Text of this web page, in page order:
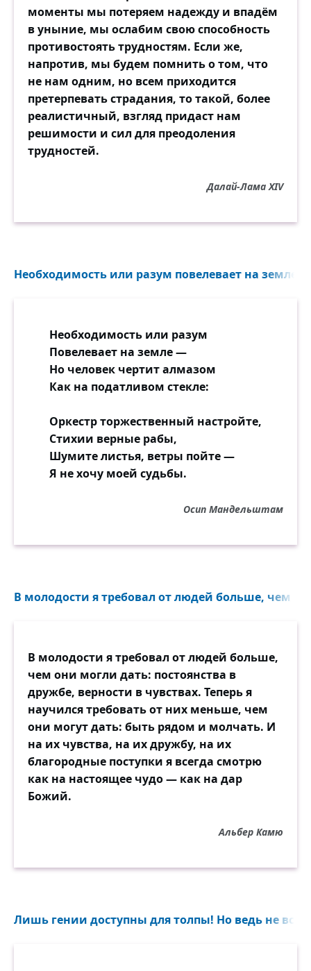
моменты мы потеряем надежду и впадём
в уныние, мы ослабим свою способность
противостоять трудностям. Если же,
напротив, мы будем помнить о том, что
не нам одним, но всем приходится
претерпевать страдания, то такой, более
реалистичный, взгляд придаст нам
решимости и сил для преодоления
трудностей.
Далай-Лама XIV
Необходимость или разум повелевает на земле...
Необходимость или разум
Повелевает на земле —
Но человек чертит алмазом
Как на податливом стекле:
Оркестр торжественный настройте,
Стихии верные рабы,
Шумите листья, ветры пойте —
Я не хочу моей судьбы.
Осип Мандельштам
В молодости я требовал от людей больше, чем
В молодости я требовал от людей больше,
чем они могли дать: постоянства в
дружбе, верности в чувствах. Теперь я
научился требовать от них меньше, чем
они могут дать: быть рядом и молчать. И
на их чувства, на их дружбу, на их
благородные поступки я всегда смотрю
как на настоящее чудо — как на дар
Божий.
Альбер Камю
Лишь гении доступны для толпы! Но ведь не все